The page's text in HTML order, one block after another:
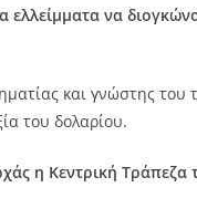
να
και γνώστης του τι
του δολαρίου.
η Κεντρική